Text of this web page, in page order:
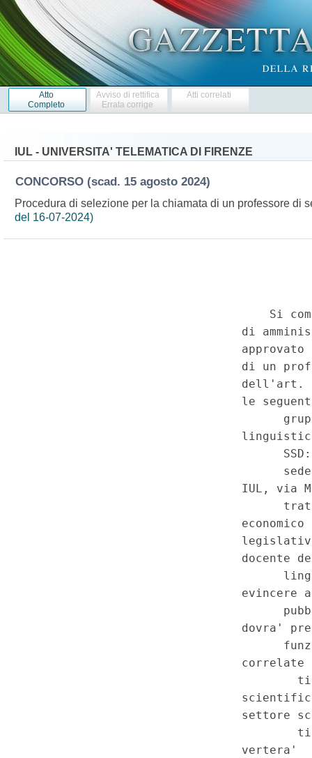
Atto
Completo
Avviso di rettifica
Errata corrige
Atti correlati
IUL - UNIVERSITA' TELEMATICA DI FIRENZE
CONCORSO (scad. 15 agosto 2024)
Procedura di selezione per la chiamata di un professore di
del 16-07-2024)